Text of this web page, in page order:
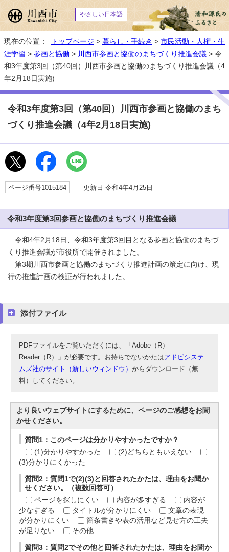
やさしい日本語
現在の位置： トップページ > 暮らし・手続き > 市民活動・人権・生
涯学習 > 参画と協働 > 川西市参画と協働のまちづくり推進会議 > 令
和3年度第3回（第40回）川西市参画と協働のまちづくり推進会議（4
年2月18日実施)
令和3年度第3回（第40回）川西市参画と協働のまち
づくり推進会議（4年2月18日実施)
ページ番号1015184 更新日 令和4年4月25日
令和3年度第3回参画と協働のまちづくり推進会議
令和4年2月18日、令和3年度第3回目となる参画と協働のまちづ
くり推進会議が市役所で開催されました。
第3期川西市参画と協働のまちづくり推進計画の策定に向け、現
行の推進計画の検証が行われました。
添付ファイル
PDFファイルをご覧いただくには、「Adobe（R）
Reader（R）」が必要です。お持ちでないかたはアドビシステ
ムズ社のサイト（新しいウィンドウ）からダウンロード（無
料）してください。
より良いウェブサイトにするために、ページのご感想をお聞
かせください。
質問1：このページは分かりやすかったですか？
(1)分かりやすかった
(2)どちらともいえない
(3)分かりにくかった
質問2：質問1で(2)(3)と回答されたかたは、理由をお聞か
せください。（複数回答可）
ページを探しにくい
内容が多すぎる
内容が
少なすぎる
タイトルが分かりにくい
文章の表現
が分かりにくい
箇条書きや表の活用など見せ方の工夫
が足りない
その他
質問3：質問2でその他と回答されたかたは、理由をお聞か